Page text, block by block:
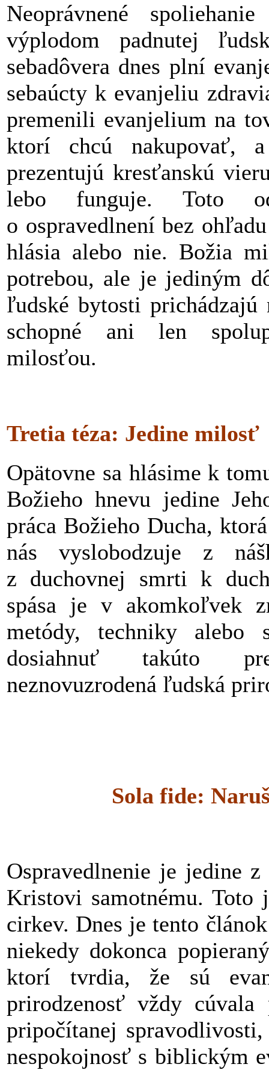
Neoprávnené
výplodom padnutej
sebadôvera dnes plní
sebaúcty k evanjeliu
premenili evanjelium na
ktorí chcú nakupovať,
prezentujú kresťanskú
lebo funguje. Toto
o ospravedlnení bez
hlásia alebo nie. Božia
potrebou, ale je jediným
ľudské bytosti
schopné ani len
milosťou.
Tretia téza: Jedine milosť
Opätovne sa hlásime k
Božieho hnevu jedine
práca Božieho Ducha,
nás vyslobodzuje z
z duchovnej smrti k
spása je v akomkoľvek
metódy, techniky alebo
dosiahnuť takúto
neznovuzrodená ľudská
Sola fide:
Ospravedlnenie je jedine
Kristovi samotnému. Toto
cirkev. Dnes je tento
niekedy dokonca
ktorí tvrdia, že sú
prirodzenosť vždy
pripočítanej
nespokojnosť s biblickým